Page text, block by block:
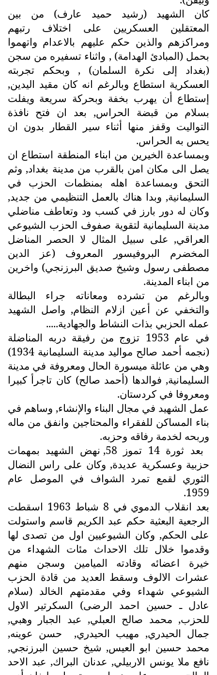
كان الشهيد (رشيد حميد عارف) من بين
المعتقلين العسكريين على اختلاف رتبهم
ومراكزهم والذين حكم عليهم بالاعدام واتهموا
بحمل (المبادئ الهدامة) , واثناء تسفيره من سجن
(بغداد إلى نكرة السلمان) , وبحكم تجربته
العسكرية استطاع وبالرغم انه كان مقيد اليدين,
إستطاع أن يهرب بخفة وبحركة سريعة ويفلت
بسلام من قبضة الحراس, بعد ان فتح نافذة
التواليت وقفز منها أثناء سير القطار بدون ان
يحس به الحراس.
وبمساعدة الخيرين من ابناء المنطقة استطاع ان
يصل الى مكان امن بالقرب من مدينة بغداد, وثم
التحق وبمساعدة اهله بمنظمات الحزب في
السليمانية, وبدا هناك بالعمل التنظيمي من جديد,
وكان له دور بارز في كسب ود وتعاطف مناضلي
مدينة السليمانية لتقوية صفوف الحزب الشيوعي
العراقي, على سبيل المثال لا الحصر المناضل
المخضرم البروفيسور المعروف (عز الدين
مصطفى رسول وشيخ صديق البرزنجي) واخرين
من ابناء المدينة.
وبالرغم من تشرده ومعاناته جراء البطالة
والتخفي عن أعين ازلام النظام, واصل الشهيد
عمله الحزبي بذات النشاط والجهادية.....
في عام 1953 تزوج من رفيقة دربه المناضلة
(نجمه أحمد صالح مواليد مدينة السليمانية 1934)
وهي من عائلة ميسورة الحال ومعروفة في مدينة
السليمانية, فوالدها (أحمد صالح) كان تاجرأ كبيرا
ومعروفا في كردستان.
عمل الشهيد في مجال البناء والإنشاء, وساهم في
بناء المساكن للفقراء والمحتاجين وانفق من ماله
وربحه لخدمة رفاقه وحزبه.
بعد ثورة 14 تموز 58, نهض الشهيد بمهمات
حزبية وعسكرية عديدة, وكان على راس النضال
الثوري لقمع تمرد الشواف في الموصل عام
1959.
بعد انقلاب الدموي في 8 شباط 1963 اسقطت
الرجعية البعثية حكم عبد الكريم قاسم واستولت
على الحكم, وكان الشيوعيين اول من تصدى لها
وقدموا خلال تلك الاحداث مئات الشهداء من
خيرة اعضائه وقادته الميامين وسجن منهم
عشرات الالوف وسقط العديد من قادة الحزب
الشيوعي شهداء وفي مقدمتهم الخالد (سلام
عادل ـ حسين احمد الرضى) السكرتير الاول
للحزب, محمد صالح العبلي, عبد الجبار وهبي,
جمال الحيدري, مهيب الحيدري, حسن عوينه,
محمد حسين ابو العيس, شيخ حسين البرزنجي,
نافع ملا يونس الاربيلي, عدنان البراك, عبد الاحد